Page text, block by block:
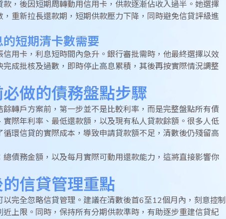
款，後因短期周轉動用信用卡，供款逐漸佔收入過半。她選擇
重新拉長還款期，短期供款壓力下降，同時避免信貸評級進
短期清卡數需要
用卡，利息短時間內急升。銀行審批需時，他最終選擇以效
成批核及過數，即時停止高息累積，其後再按實際情況調整
做的債務盤點步驟
轉戶方案前，第一步並不是比較利率，而是完整盤點所有債
際年利率、最低還款額，以及現有私人貸款餘額。很多人低
環信貸的實際成本，導致申請貸款額不足，清數後仍殘留高
債務金額，以及每月實際可動用還款能力，這將直接影響你
信貸管理重點
以完全忽略信貸管理。建議在清數後首6至12個月內，刻意控制
上限。同時，保持所有分期供款準時，有助逐步重建信貸紀